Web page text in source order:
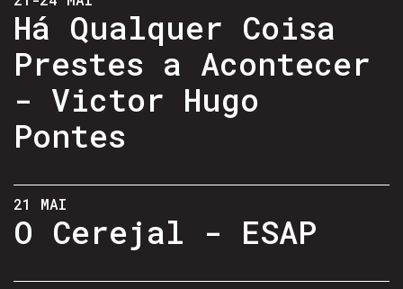
Há Qualquer Coisa
Prestes a Acontecer
- Victor Hugo
Pontes
21 MAI
O Cerejal - ESAP